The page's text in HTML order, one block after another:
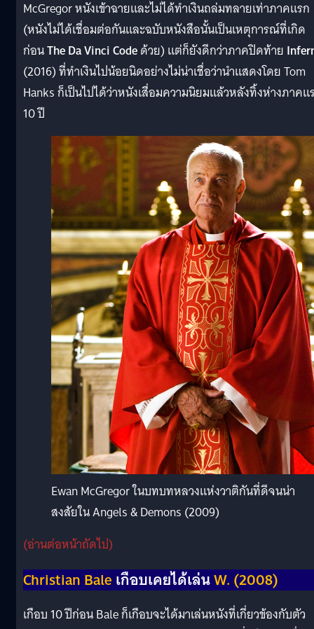
McGregor หนังเข้าฉายและไม่ได้ทำเงินถล่มทลายเท่าภาคแรก
(หนังไม่ได้เชื่อมต่อกันและฉบับหนังสือนั้นเป็นเหตุการณ์ที่เกิด
ก่อนThe Da Vinci Codeด้วย) แต่ก็ยังดีกว่าภาคปิดท้าย
(2016) ที่ทำเงินไปน้อยนิดอย่างไม่น่าเชื่อว่านำแสดงโดย Tom
Hanks ก็เป็นไปได้ว่าหนังเสื่อมความนิยมแล้วหลังทิ้งห่างภาคแ
10 ปี
Ewan McGregor ในบทบทหลวงแห่งวาติกันที่ดีจนน่า
สงสัยใน Angels & Demons (2009)
(อ่านต่อหน้าถัดไป)
Christian Baleเกือบเคยได้เล่นW. (2008)
เกือบ 10 ปีก่อน Bale ก็เกือบจะได้มาเล่นหนังที่เกี่ยวข้องกับตัว